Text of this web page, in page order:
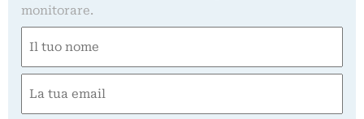
monitorare.
(Obbligatorio)
Nome
(Obbligatorio)